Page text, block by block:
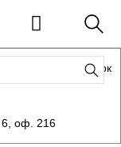
15
парк
6, оф. 216